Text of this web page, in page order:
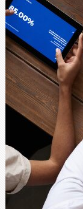
ること
うにし
密度な